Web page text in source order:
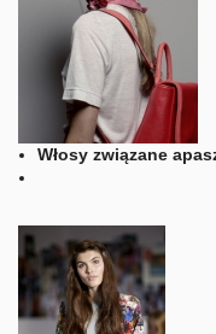
Włosy związane